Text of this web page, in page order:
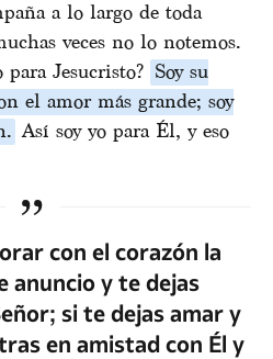
a lo largo de toda
veces no lo notemos.
para Jesucristo? Soy su
el amor más grande; soy
Así soy yo para Él, y eso
con el corazón la
anuncio y te dejas
si te dejas amar y
en amistad con Él y